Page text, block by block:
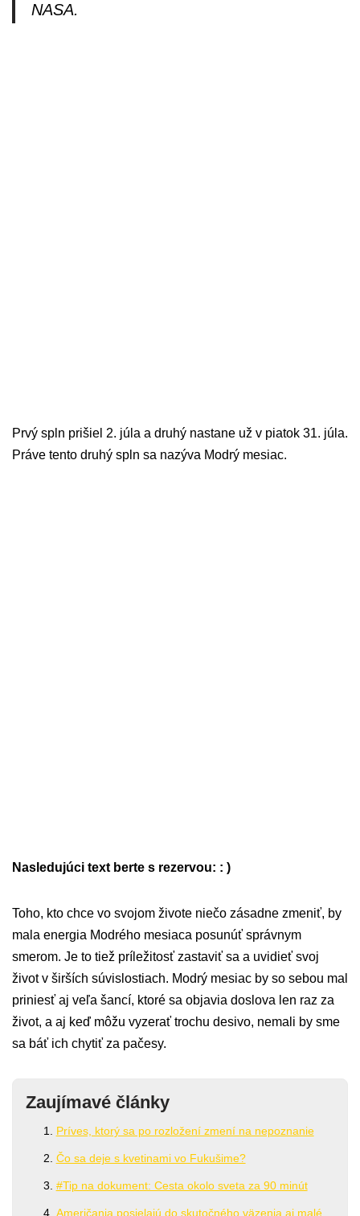
NASA.
Prvý spln prišiel 2. júla a druhý nastane už v piatok 31. júla.
Práve tento druhý spln sa nazýva Modrý mesiac.
Nasledujúci text berte s rezervou: : )
Toho, kto chce vo svojom živote niečo zásadne zmeniť, by
mala energia Modrého mesiaca posunúť správnym
smerom. Je to tiež príležitosť zastaviť sa a uvidieť svoj
život v širších súvislostiach. Modrý mesiac by so sebou mal
priniesť aj veľa šancí, ktoré sa objavia doslova len raz za
život, a aj keď môžu vyzerať trochu desivo, nemali by sme
sa báť ich chytiť za pačesy.
Zaujímavé články
Príves, ktorý sa po rozložení zmení na nepoznanie
Čo sa deje s kvetinami vo Fukušime?
#Tip na dokument: Cesta okolo sveta za 90 minút
Američania posielajú do skutočného väzenia aj malé